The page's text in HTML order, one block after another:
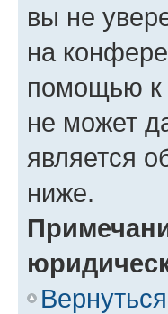
вы не
на
помощью к
не может
является
ниже.